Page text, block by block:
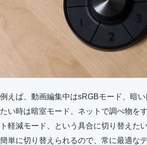
例えば、動画編集中はsRGBモード、暗
たい時は暗室モード、ネットで調べ物を
ト軽減モード、という具合に切り替えた
簡単に切り替えられるので、常に最適な